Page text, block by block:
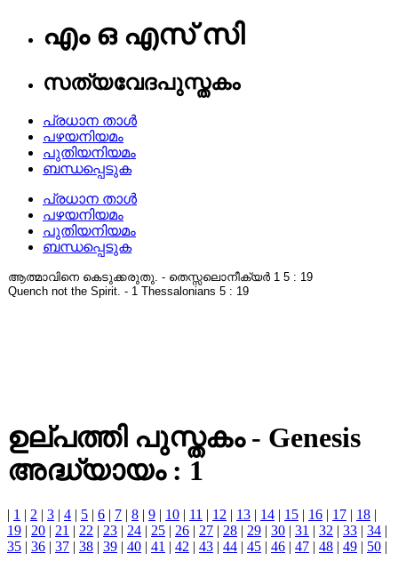
എം ഒ എസ് സി
സത്യവേദപുസ്തകം
പ്രധാന താൾ
പഴയനിയമം
പുതിയനിയമം
ബന്ധപ്പെടുക
പ്രധാന താൾ
പഴയനിയമം
പുതിയനിയമം
ബന്ധപ്പെടുക
ഉല്പത്തി പുസ്തകം- Genesis
അദ്ധ്യായം : 1
| 1 | 2 | 3 | 4 | 5 | 6 | 7 | 8 | 9 | 10 | 11 | 12 | 13 | 14 | 15 | 16 | 17 | 18 |
19 | 20 | 21 | 22 | 23 | 24 | 25 | 26 | 27 | 28 | 29 | 30 | 31 | 32 | 33 | 34 |
35 | 36 | 37 | 38 | 39 | 40 | 41 | 42 | 43 | 44 | 45 | 46 | 47 | 48 | 49 | 50 |